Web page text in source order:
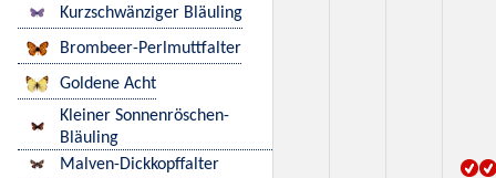
Kurzschwänziger Bläuling
Brombeer-Perlmuttfalter
Goldene Acht
Kleiner Sonnenröschen-
Bläuling
Malven-Dickkopffalter